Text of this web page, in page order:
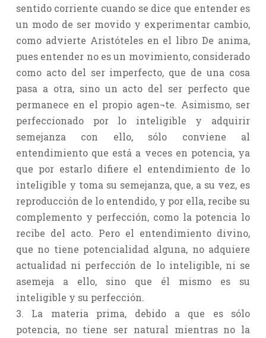
sentido corriente cuando se dice que entender es
un modo de ser movido y experimentar cambio,
como advierte Aristóteles en el libro De anima,
pues entender no es un movimiento, considerado
como acto del ser imperfecto, que de una cosa
pasa a otra, sino un acto del ser perfecto que
permanece en el propio agen¬te. Asimismo, ser
perfeccionado por lo inteligible y adquirir
semejanza con ello, sólo conviene al
entendimiento que está a veces en potencia, ya
que por estarlo difiere el entendimiento de lo
inteligible y toma su semejanza, que, a su vez, es
reproducción de lo entendido, y por ella, recibe su
complemento y perfección, como la potencia lo
recibe del acto. Pero el entendimiento divino,
que no tiene potencialidad alguna, no adquiere
actualidad ni perfección de lo inteligible, ni se
asemeja a ello, sino que él mismo es su
inteligible y su perfección.
3. La materia prima, debido a que es sólo
potencia, no tiene ser natural mientras no la